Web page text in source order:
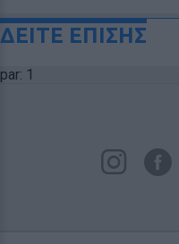
ΔΕΙΤΕ ΕΠΙΣΗΣ
par: 1